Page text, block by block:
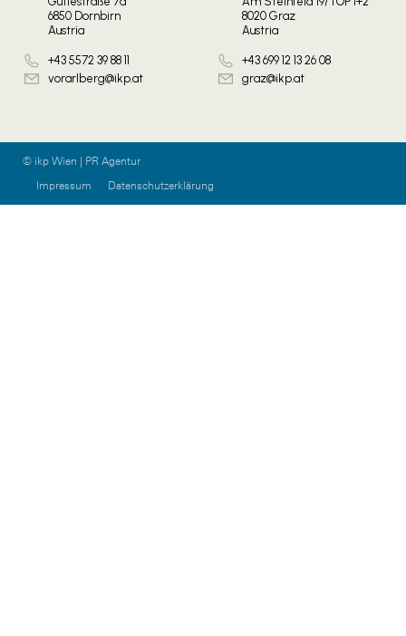
6850 Dornbirn
Austria
+43 5572 39 88 11
vorarlberg@ikp.at
8020 Graz
Austria
+43 699 12 13 26 08
graz@ikp.at
© ikp Wien | PR Agentur
Impressum
Datenschutzerklärung